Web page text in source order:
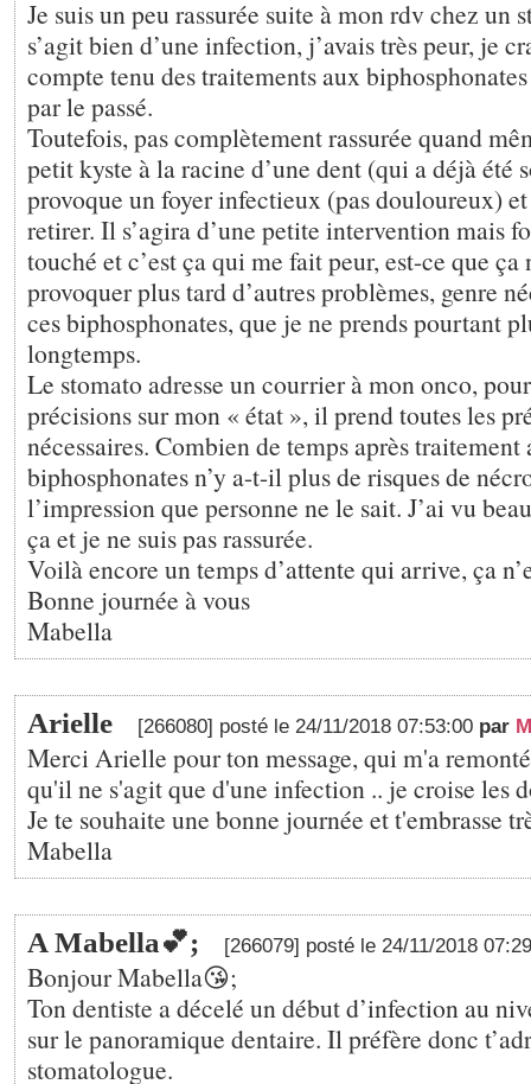
Je suis un peu rassurée suite à mon rdv chez un
s’agit bien d’une infection, j’avais très peur, je
compte tenu des traitements aux
par le passé.
Toutefois, pas complètement rassurée quand
petit kyste à la racine d’une dent (qui a déjà été
provoque un foyer infectieux (pas douloureux)
retirer. Il s’agira d’une petite intervention mais
touché et c’est ça qui me fait peur, est-ce que ça
provoquer plus tard d’autres problèmes, genre
ces biphosphonates, que je ne prends pourtant
longtemps.
Le stomato adresse un courrier à mon onco,
précisions sur mon « état », il prend toutes les
nécessaires. Combien de temps après traitement
biphosphonates n’y a-t-il plus de risques de
l’impression que personne ne le sait. J’ai vu
ça et je ne suis pas rassurée.
Voilà encore un temps d’attente qui arrive, ça
Bonne journée à vous
Mabella
Arielle [266080] posté le 24/11/2018 07:53:00 par
Merci Arielle pour ton message, qui m'a
qu'il ne s'agit que d'une infection .. je croise les
Je te souhaite une bonne journée et t'embrasse
Mabella
A Mabella💕; [266079] posté le 24/11/2018
Bonjour Mabella😘;
Ton dentiste a décelé un début d’infection au
sur le panoramique dentaire. Il préfère donc
stomatologue.